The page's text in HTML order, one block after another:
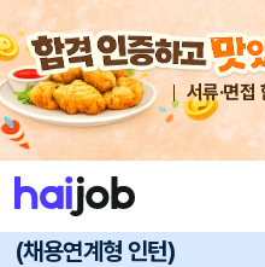
서류·면접
채용공고 자소서 자유항목 자소서 내
포컴퍼니 즐겨찾기
[VASOL /
(채용연계형 인턴)